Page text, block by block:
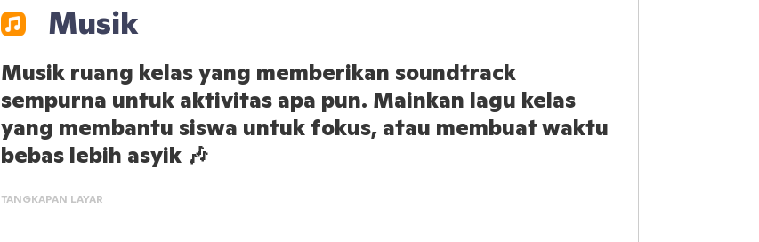
Musik
Musik ruang kelas yang memberikan soundtrack
sempurna untuk aktivitas apa pun. Mainkan lagu kelas
yang membantu siswa untuk fokus, atau membuat waktu
bebas lebih asyik 🎶
TANGKAPAN LAYAR